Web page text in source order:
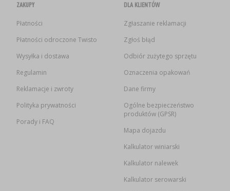
ZAKUPY
Płatności
Płatności odroczone Twisto
Wysyłka i dostawa
Regulamin
Reklamacje i zwroty
Polityka prywatności
Porady i FAQ
DLA KLIENTÓW
Zgłaszanie reklamacji
Zgłoś błąd
Odbiór zużytego sprzętu
Oznaczenia opakowań
Dane firmy
Ogólne bezpieczeństwo
produktów (GPSR)
Mapa dojazdu
Kalkulator winiarski
Kalkulator nalewek
Kalkulator serowarski